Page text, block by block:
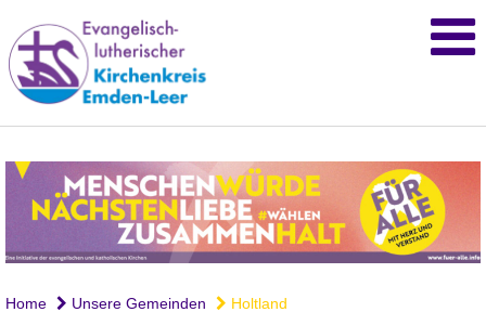
Home Unsere Gemeinden Holtland